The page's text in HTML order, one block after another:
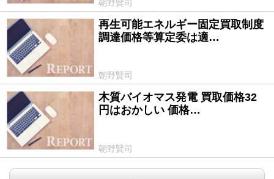
朝野賢司
2013/01/21
再生可能エネルギー固定買取制度
調達価格等算定委は適…
朝野賢司
2012/11/20
木質バイオマス発電 買取価格32
円はおかしい 価格…
朝野賢司